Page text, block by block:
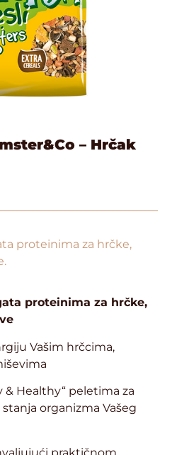
– Hrčak
proteinima za hrčke,
proteinima za hrčke,
Vašim hrčcima,
& Healthy“ peletima za
organizma Vašeg
praktičnom